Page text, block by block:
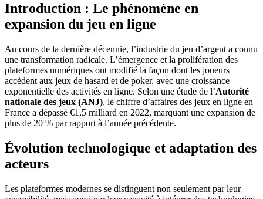
Introduction : Le phénomène en
expansion du jeu en ligne
Au cours de la dernière décennie, l’industrie du jeu d’argent a connu
une transformation radicale. L’émergence et la prolifération des
plateformes numériques ont modifié la façon dont les joueurs
accèdent aux jeux de hasard et de poker, avec une croissance
exponentielle des activités en ligne. Selon une étude de l’Autorité
nationale des jeux (ANJ), le chiffre d’affaires des jeux en ligne en
France a dépassé €1,5 milliard en 2022, marquant une expansion de
plus de 20 % par rapport à l’année précédente.
Évolution technologique et adaptation des
acteurs
Les plateformes modernes se distinguent non seulement par leur